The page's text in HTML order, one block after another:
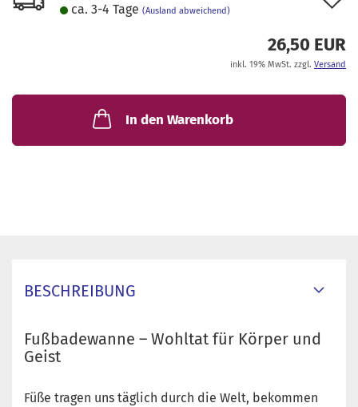
ca. 3-4 Tage (Ausland abweichend)
26,50 EUR
inkl. 19% MwSt. zzgl. Versand
In den Warenkorb
BESCHREIBUNG
Fußbadewanne – Wohltat für Körper und
Geist
Füße tragen uns täglich durch die Welt, bekommen